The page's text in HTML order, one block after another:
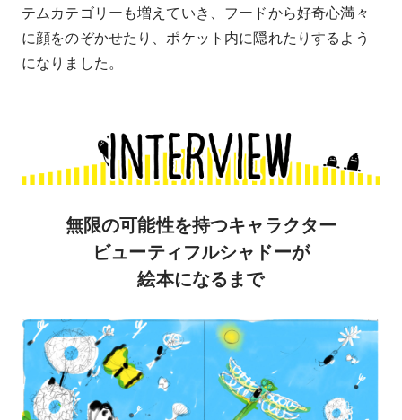
テムカテゴリーも増えていき、フードから好奇心満々
に顔をのぞかせたり、ポケット内に隠れたりするよう
になりました。
無限の可能性を持つキャラクター
ビューティフルシャドーが
絵本になるまで